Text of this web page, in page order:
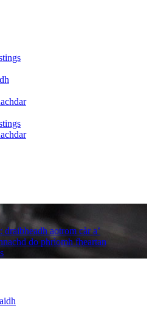
​​​​aotrom càr a’
do phrìomh fheartan